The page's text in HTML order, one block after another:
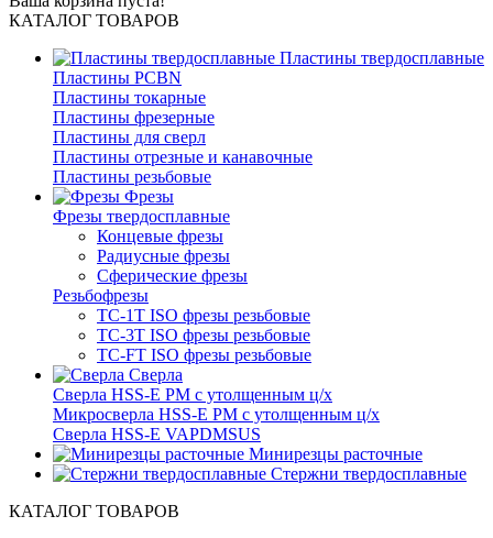
КАТАЛОГ ТОВАРОВ
Пластины твердосплавные
Пластины PCBN
Пластины токарные
Пластины фрезерные
Пластины для сверл
Пластины отрезные и канавочные
Пластины резьбовые
Фрезы
Фрезы твердосплавные
Концевые фрезы
Радиусные фрезы
Сферические фрезы
Резьбофрезы
TC-1T ISO фрезы резьбовые
TC-3T ISO фрезы резьбовые
TC-FT ISO фрезы резьбовые
Сверла
Cверла HSS-E PM c утолщенным ц/х
Микросверла HSS-E PM c утолщенным ц/х
Сверла HSS-E VAPDMSUS
Минирезцы расточные
Cтержни твердосплавные
КАТАЛОГ ТОВАРОВ